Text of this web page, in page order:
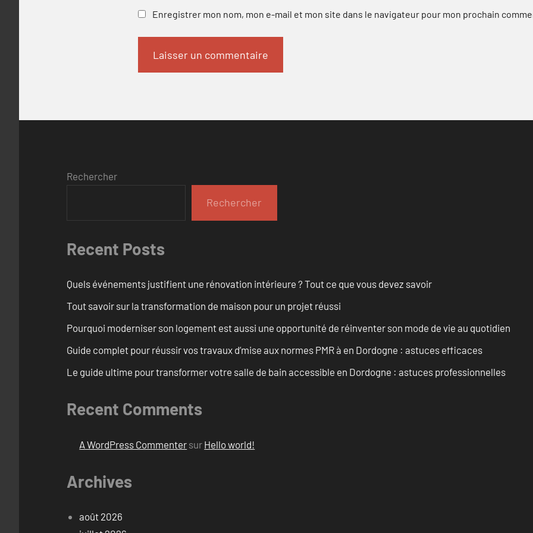
Enregistrer mon nom, mon e-mail et mon site dans le navigateur pour mon prochain
Rechercher
Rechercher
Recent Posts
Quels événements justifient une rénovation intérieure ? Tout ce que vous devez savoir
Tout savoir sur la transformation de maison pour un projet réussi
Pourquoi moderniser son logement est aussi une opportunité de réinventer son mode de vie au quotidien
Guide complet pour réussir vos travaux d’mise aux normes PMR à en Dordogne : astuces efficaces
Le guide ultime pour transformer votre salle de bain accessible en Dordogne : astuces professionnelles
Recent Comments
A WordPress Commenter sur Hello world!
Archives
août 2026